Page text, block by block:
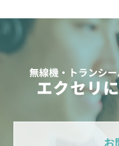
無線機・トランシ
エクセリ
お